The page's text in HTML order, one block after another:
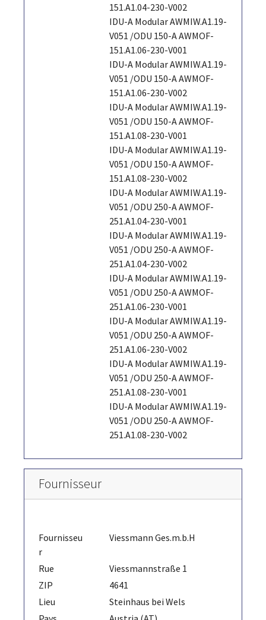
151.A1.04-230-V002
IDU-A Modular AWMIW.A1.19-
V051 /ODU 150-A AWMOF-
151.A1.06-230-V001
IDU-A Modular AWMIW.A1.19-
V051 /ODU 150-A AWMOF-
151.A1.06-230-V002
IDU-A Modular AWMIW.A1.19-
V051 /ODU 150-A AWMOF-
151.A1.08-230-V001
IDU-A Modular AWMIW.A1.19-
V051 /ODU 150-A AWMOF-
151.A1.08-230-V002
IDU-A Modular AWMIW.A1.19-
V051 /ODU 250-A AWMOF-
251.A1.04-230-V001
IDU-A Modular AWMIW.A1.19-
V051 /ODU 250-A AWMOF-
251.A1.04-230-V002
IDU-A Modular AWMIW.A1.19-
V051 /ODU 250-A AWMOF-
251.A1.06-230-V001
IDU-A Modular AWMIW.A1.19-
V051 /ODU 250-A AWMOF-
251.A1.06-230-V002
IDU-A Modular AWMIW.A1.19-
V051 /ODU 250-A AWMOF-
251.A1.08-230-V001
IDU-A Modular AWMIW.A1.19-
V051 /ODU 250-A AWMOF-
251.A1.08-230-V002
Fournisseur
Fournisseu
r
Viessmann Ges.m.b.H
Rue
Viessmannstraße 1
ZIP
4641
Lieu
Steinhaus bei Wels